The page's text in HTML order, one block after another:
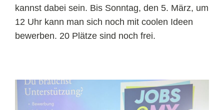
kannst dabei sein. Bis Sonntag, den 5. März, um
12 Uhr kann man sich noch mit coolen Ideen
bewerben. 20 Plätze sind noch frei.